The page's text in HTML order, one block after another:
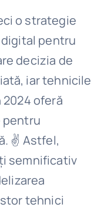
o strategie
pentru
decizia de
iar tehnicile
oferă
✌️ Astfel,
semnificativ
tehnici